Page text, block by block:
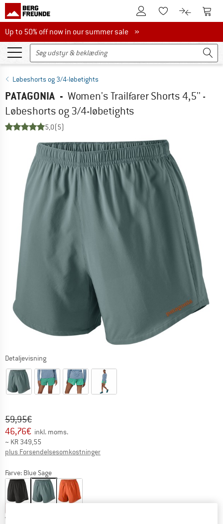
Til kundekontoenTil huskesedlen.
Til Til
Up to 50% off now in our summer sale
Up to 50% off now in our summer sale »
Løbeshorts og 3/4-løbetights
PATAGONIA - Women's Trailfarer Shorts 4,5'' -
Løbeshorts og 3/4-løbetights
5,0(5)
Detaljevisning
Original pris :
59,95€
Pris:
46,76€ inkl. moms.
~ KR 349,55
plus ForsendelsesomkostningerOplysninger om
Farve: Blue Sage
Vælg en størrelse: